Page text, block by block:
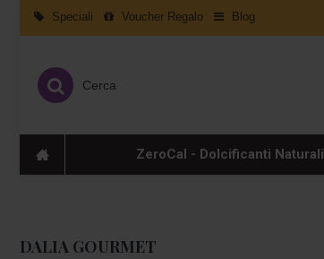
Speciali Voucher Regalo Blog
ZeroCal - Dolcificanti Naturali
DALIA GOURMET